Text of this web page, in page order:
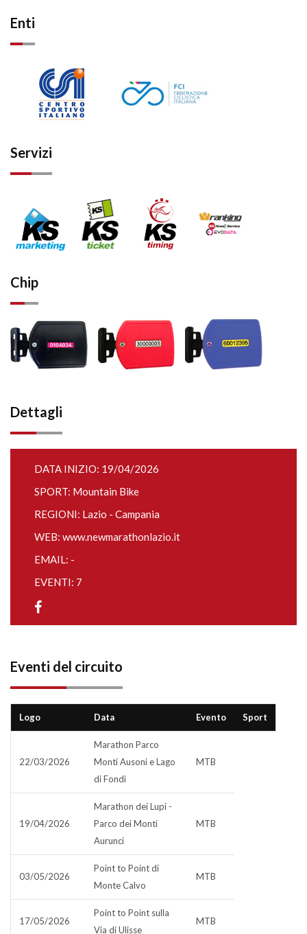
Enti
Servizi
Chip
Dettagli
DATA INIZIO: 19/04/2026
SPORT: Mountain Bike
REGIONI: Lazio - Campania
WEB: www.newmarathonlazio.it
EMAIL: -
EVENTI: 7
Eventi del circuito
Logo Data Evento Sport
22/03/2026
Marathon Parco
Monti Ausoni e Lago
di Fondi
MTB
19/04/2026
Marathon dei Lupi -
Parco dei Monti
Aurunci
MTB
03/05/2026
Point to Point di
Monte Calvo
MTB
17/05/2026
Point to Point sulla
Via di Ulisse
MTB